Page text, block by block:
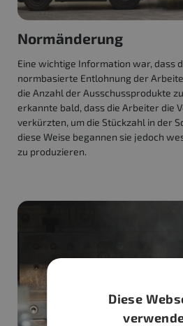
Normänderung
Eine wichtige Information war, dass
normbasierte Entlohnung der
die Anzahl der Ausschussprodukte
erkannte bald, dass die Arbeiter die
verkürzten, um die Stückzahl in der
diese Weise begannen sie jedoch
zu produzieren.
Diese